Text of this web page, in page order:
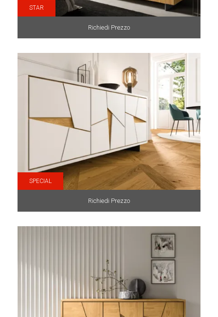
STAR
Richiedi Prezzo
SPECIAL
Richiedi Prezzo